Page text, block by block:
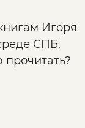
плоды
эмоций
но с
Игоря
СПБ.